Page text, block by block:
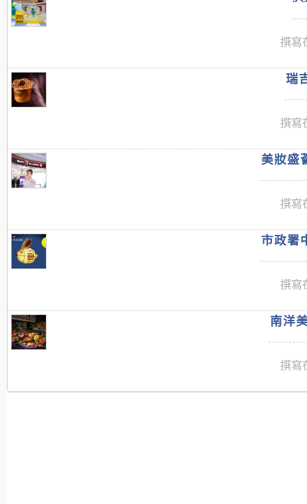
撰寫
瑞
撰寫
美妝盛
撰寫
市政署
撰寫
南洋
撰寫